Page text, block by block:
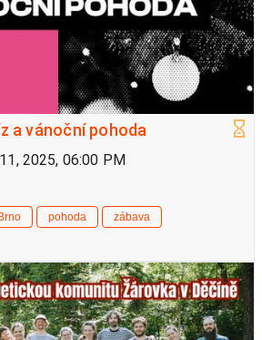
a vánoční pohoda
2025, 06:00 PM
pohoda
zábava